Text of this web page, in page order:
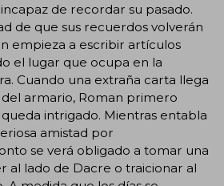
de recordar su pasado.
de que sus recuerdos volverán
empieza a escribir artículos
el lugar que ocupa en la
Cuando una extraña carta llega
armario, Roman primero
intrigado. Mientras entabla
amistad por
se verá obligado a tomar una
al lado de Dacre o traicionar al